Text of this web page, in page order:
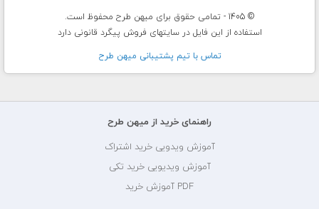
© 1405 - تمامی حقوق برای میهن طرح محفوظ است.
استفاده از این فایل در سایتهای فروش پیگرد قانونی دارد
تماس با تيم پشتيبانی ميهن طرح
راهنمای خرید از میهن طرح
آموزش ویدویی خرید اشتراک
آموزش ویدیویی خرید تکی
PDF آموزش خرید